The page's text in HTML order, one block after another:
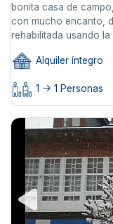
bonita casa de
con mucho encanto,
rehabilitada usando la
Alquiler íntegro
1 -> 1 Personas